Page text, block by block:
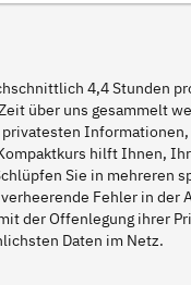
4,4 Stunden
über uns gesammelt
hilft Ihnen,
Sie in mehreren
Fehler in der
der Offenlegung ihrer
Daten im Netz.